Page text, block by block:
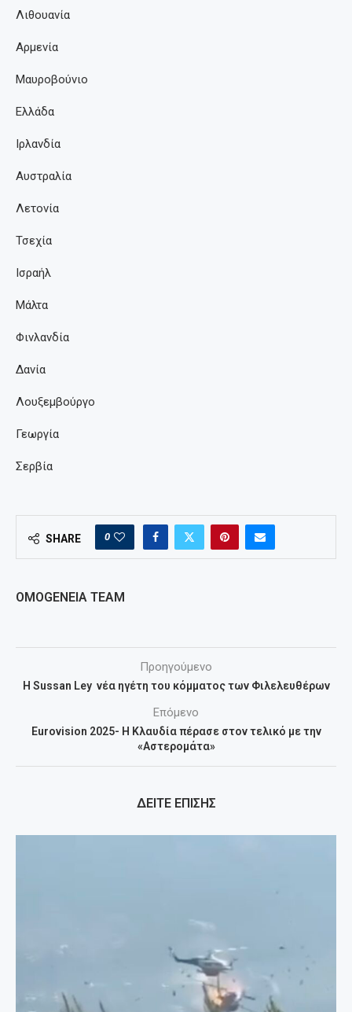
Λιθουανία
Αρμενία
Μαυροβούνιο
Ελλάδα
Ιρλανδία
Αυστραλία
Λετονία
Τσεχία
Ισραήλ
Μάλτα
Φινλανδία
Δανία
Λουξεμβούργο
Γεωργία
Σερβία
SHARE 0
OMOGENEIA TEAM
Προηγούμενο
Η Sussan Ley νέα ηγέτη του κόμματος των Φιλελευθέρων
Επόμενο
Eurovision 2025- Η Κλαυδία πέρασε στον τελικό με την
«Αστερομάτα»
ΔΕΙΤΕ ΕΠΙΣΗΣ